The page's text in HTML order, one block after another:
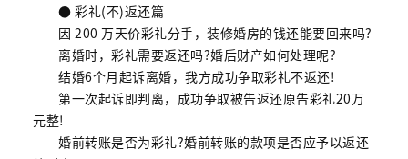
● 彩礼(不)返还篇
因 200 万天价彩礼分手，装修婚房的钱还能要回来吗?
离婚时，彩礼需要返还吗?婚后财产如何处理呢?
结婚6个月起诉离婚，我方成功争取彩礼不返还!
第一次起诉即判离，成功争取被告返还原告彩礼20万
元整!
婚前转账是否为彩礼?婚前转账的款项是否应予以返还